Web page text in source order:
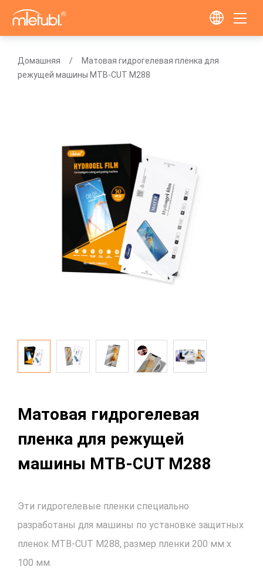
Домашняя
Матовая гидрогелевая пленка для
режущей машины MTB-CUT M288
Матовая гидрогелевая
пленка для режущей
машины MTB-CUT M288
Эти гидрогелевые пленки специально
разработаны для машины по установке защитных
пленок MTB-CUT M288, размер пленки 200 мм x
100 мм.